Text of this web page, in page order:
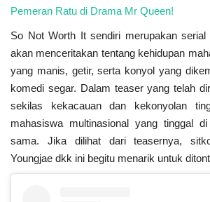
Pemeran Ratu di Drama Mr Queen!
So Not Worth It sendiri merupakan serial
akan menceritakan tentang kehidupan
yang manis, getir, serta konyol yang
komedi segar. Dalam teaser yang telah
sekilas kekacauan dan kekonyolan
mahasiswa multinasional yang tinggal
sama. Jika dilihat dari teasernya,
Youngjae dkk ini begitu menarik untuk